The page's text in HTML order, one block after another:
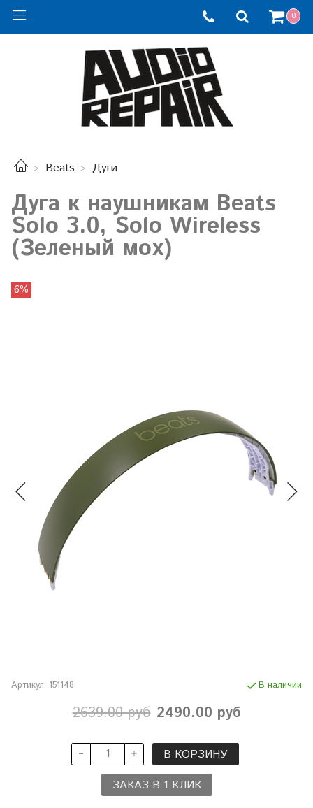
0
Beats Дуги
Дуга к наушникам Beats
Solo 3.0, Solo Wireless
(Зеленый мох)
6%
Артикул: 151148 В наличии
2639.00 руб 2490.00 руб
В КОРЗИНУ
ЗАКАЗ В 1 КЛИК